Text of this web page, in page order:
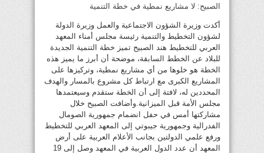
الصبيح: لا مشاريع نمطية في خطة التنمية
أكدت وزيرة الشؤون الاجتماعية والعمل وزيرة الدولة
لشؤون التخطيط والتنمية رئيسة مجلس أمناء المعهد
العربي للتخطيط هند الصبيح تميز خطة التنمية الجديدة
للبلاد عن الخطط السابقة، موضحة أن أبرز ما يميز هذه
الخطة هو خلوها من أي مشاريع نمطية، وتركيزها على
المشاريع الكبرى مع ارتباط كل مشروع بالمسار والهدف
المحددين له، لافتة إلى أن الخطة ستقدم وسيعتمدها
مجلس الأمة قبل الميزانية.وأضافت الصبيح خلال
مشاركتها أمس في حفل انضمام جمهورية الصومال
الفدرالية وجمهورية جيبوتي إلى المعهد العربي للتخطيط
ورفع علمي الدولتين بجانب الأعلام العربية على أرض
المعهد أن عدد الدول العربية في المعهد وصل إلى 19